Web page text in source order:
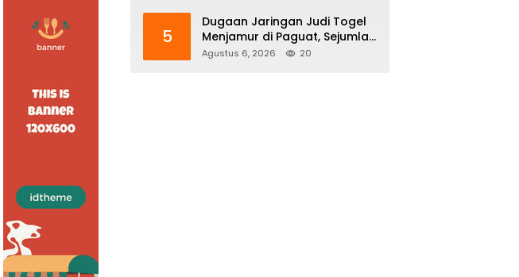
5
Dugaan Jaringan Judi Togel
Menjamur di Paguat, Sejumlah
Desa Disebut Jadi Titik
Agustus 6, 2026 20